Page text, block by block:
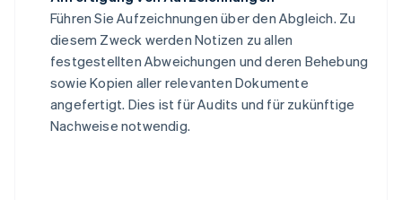
Führen Sie Aufzeichnungen über den Abgleich. Zu
diesem Zweck werden Notizen zu allen
festgestellten Abweichungen und deren Behebung
sowie Kopien aller relevanten Dokumente
angefertigt. Dies ist für Audits und für zukünftige
Nachweise notwendig.